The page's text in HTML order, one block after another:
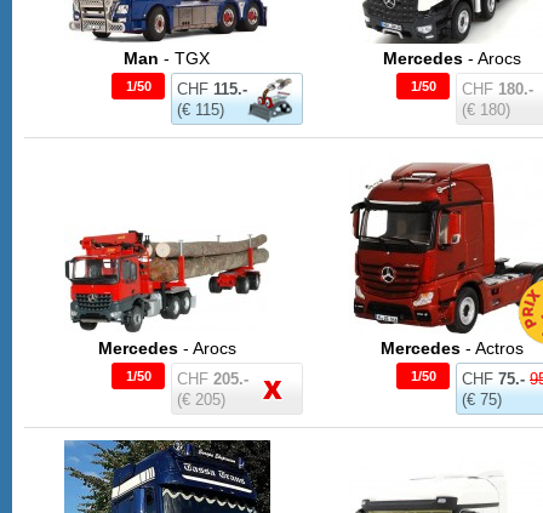
Man - TGX
CHF 115.-
(€ 115)
1/50
Mercedes- Arocs
CHF 180.-
(€ 180)
1/50
Mercedes- Arocs
CHF 205.-
(€ 205)
1/50
Mercedes- Actros
CHF 75.-
(€ 75)
1/50